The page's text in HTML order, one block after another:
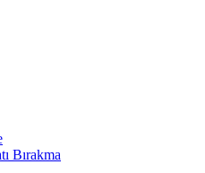
Bırakma